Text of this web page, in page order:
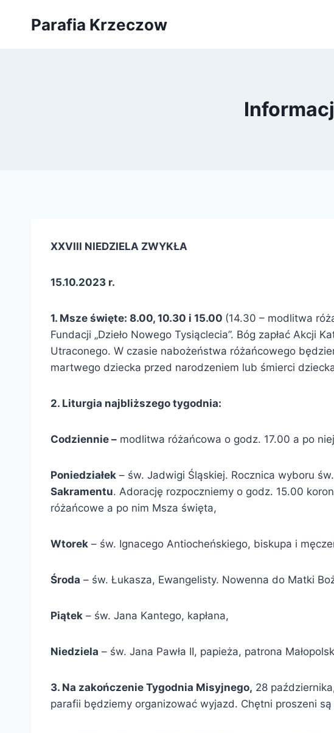
Parafia Krzeczow
XXVIII NIEDZIELA ZWYKŁA
15.10.2023 r.
1. Msze święte: 8.00, 10.30 i 15.00 (14.30 – modlitwa
Fundacji „Dzieło Nowego Tysiąclecia”. Bóg zapłać
Utraconego. W czasie nabożeństwa różańcowego
martwego dziecka przed narodzeniem lub śmierci
2. Liturgia najbliższego tygodnia:
Codziennie – modlitwa różańcowa o godz. 17.00 a po
Poniedziałek – św. Jadwigi Śląskiej. Rocznica wyboru
Sakramentu. Adorację rozpoczniemy o godz. 15.00
różańcowe a po nim Msza święta,
Wtorek – św. Ignacego Antiocheńskiego, biskupa i
Środa – św. Łukasza, Ewangelisty. Nowenna do Matki
Piątek – św. Jana Kantego, kapłana,
Niedziela – św. Jana Pawła II, papieża, patrona
3. Na zakończenie Tygodnia Misyjnego, 28
parafii będziemy organizować wyjazd. Chętni proszeni